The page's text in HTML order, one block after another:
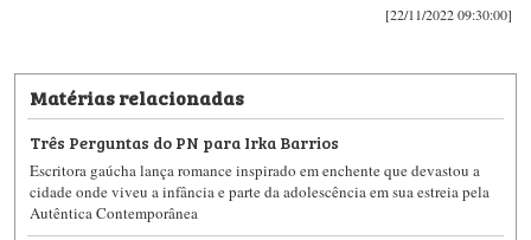
[22/11/2022 09:30:00]
Matérias relacionadas
Três Perguntas do PN para Irka Barrios
Escritora gaúcha lança romance inspirado em enchente que devastou a
cidade onde viveu a infância e parte da adolescência em sua estreia pela
Autêntica Contemporânea